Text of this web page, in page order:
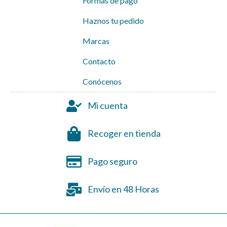
Haznos tu pedido
Marcas
Contacto
Conócenos
Mi cuenta
Recoger en tienda
Pago seguro
Envío en 48 Horas